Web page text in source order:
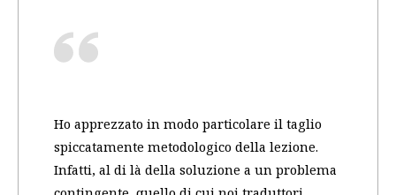
Ho apprezzato in modo particolare il taglio
spiccatamente metodologico della lezione.
Infatti, al di là della soluzione a un problema